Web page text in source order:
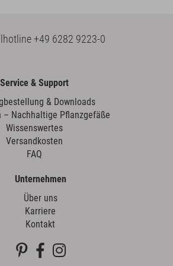
+49 6282 9223-0
Service & Support
& Downloads
– Nachhaltige Pflanzgefäße
Wissenswertes
Versandkosten
FAQ
Unternehmen
Über uns
Karriere
Kontakt